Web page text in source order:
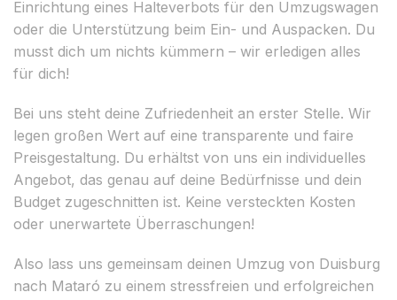
Einrichtung eines Halteverbots für den Umzugswagen
oder die Unterstützung beim Ein- und Auspacken. Du
musst dich um nichts kümmern – wir erledigen alles
für dich!
Bei uns steht deine Zufriedenheit an erster Stelle. Wir
legen großen Wert auf eine transparente und faire
Preisgestaltung. Du erhältst von uns ein individuelles
Angebot, das genau auf deine Bedürfnisse und dein
Budget zugeschnitten ist. Keine versteckten Kosten
oder unerwartete Überraschungen!
Also lass uns gemeinsam deinen Umzug von Duisburg
nach Mataró zu einem stressfreien und erfolgreichen